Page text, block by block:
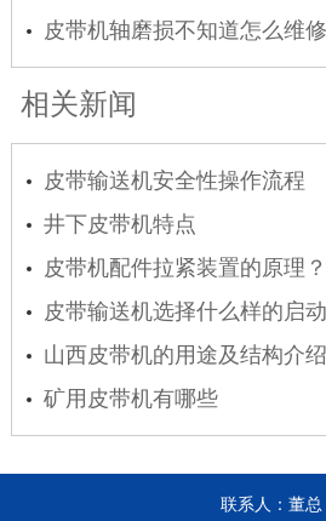
皮带机轴磨损不知道怎么维
相关新闻
皮带输送机安全性操作流程
井下皮带机特点
皮带机配件拉紧装置的原理？
皮带输送机选择什么样的启
山西皮带机的用途及结构介绍
矿用皮带机有哪些
联系人：董总